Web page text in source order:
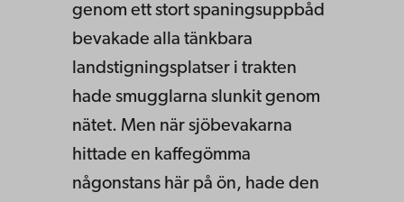
genom ett stort spaningsuppbåd
bevakade alla tänkbara
landstigningsplatser i trakten
hade smugglarna slunkit genom
nätet. Men när sjöbevakarna
hittade en kaffegömma
någonstans här på ön, hade den